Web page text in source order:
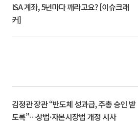
ISA 계좌, 5년마다 깨라고요? [이슈크래
커]
김정관 장관 “반도체 성과급, 주총 승인 받
도록”…상법·자본시장법 개정 시사